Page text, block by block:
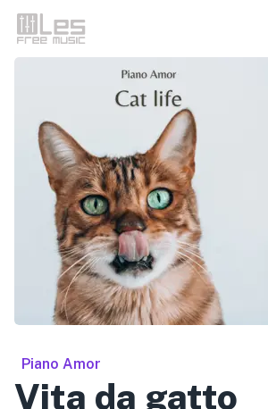
Piano Amor
Vita da gatto